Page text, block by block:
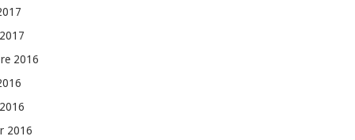
2016
2016